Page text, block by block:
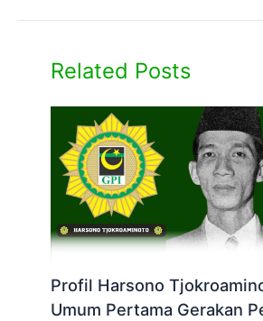
Related Posts
Profil Harsono
Umum Pertama Gerakan